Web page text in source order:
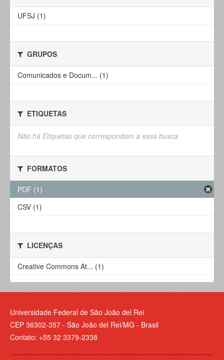
UFSJ (1)
GRUPOS
Comunicados e Docum... (1)
ETIQUETAS
Não há Etiquetas que correspondam a essa busca
FORMATOS
PDF (1)
CSV (1)
LICENÇAS
Creative Commons At... (1)
Universidade Federal de São João del Rei
CEP 36302-357 - São João del Rei/MG - Brasil
Contato: +55 32 3379-2338